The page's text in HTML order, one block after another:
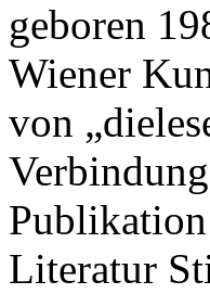
geboren
Wiener
von
Literatur